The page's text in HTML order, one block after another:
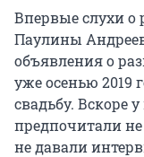
Впервые слухи о
Паулины
объявления о
уже осенью 2019
свадьбу. Вскоре
предпочитали
не давали